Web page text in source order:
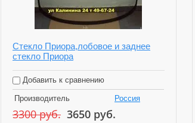
Стекло Приора,лобовое и заднее
стекло Приора
Добавить к сравнению
Производитель Россия
3300руб. 3650 руб.